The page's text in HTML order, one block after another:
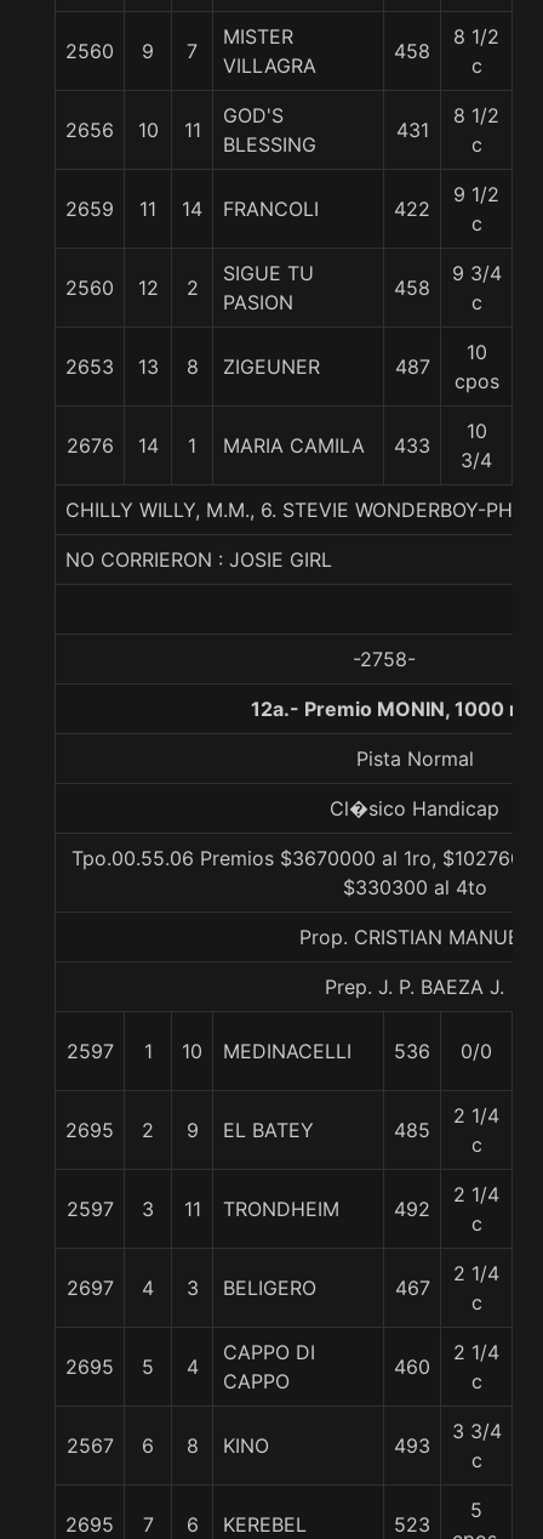
2560 9 7
MISTER
VILLAGRA
458
8 1/2
c
2656 10 11
GOD'S
BLESSING
431
8 1/2
c
2659 11 14 FRANCOLI 422
9 1/2
c
2560 12 2
SIGUE TU
PASION
458
9 3/4
c
2653 13 8 ZIGEUNER 487
10
cpos
2676 14 1 MARIA CAMILA 433
10
3/4
CHILLY WILLY, M.M., 6. STEVIE WONDERBOY-
NO CORRIERON : JOSIE GIRL
-2758-
12a.- Premio MONIN, 1000
Pista Normal
Cl�sico Handicap
Tpo.00.55.06 Premios $3670000 al 1ro,
$330300 al 4to
Prop. CRISTIAN MANUEL
Prep. J. P. BAEZA J.
2597 1 10 MEDINACELLI 536 0/0
2695 2 9 EL BATEY 485
2 1/4
c
2597 3 11 TRONDHEIM 492
2 1/4
c
2697 4 3 BELIGERO 467
2 1/4
c
2695 5 4
CAPPO DI
CAPPO
460
2 1/4
c
2567 6 8 KINO 493
3 3/4
c
2695 7 6 KEREBEL 523
5